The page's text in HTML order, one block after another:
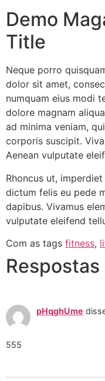
Demo
Title
Neque porro
dolor sit amet,
numquam eius modi
dolore magnam
ad minima veniam,
corporis suscipit.
Aenean vulputate
Rhoncus ut,
dictum felis eu pede
dapibus. Vivamus
vulputate eleifend
Com as tags fitness,
Respostas
pHqghUme
555